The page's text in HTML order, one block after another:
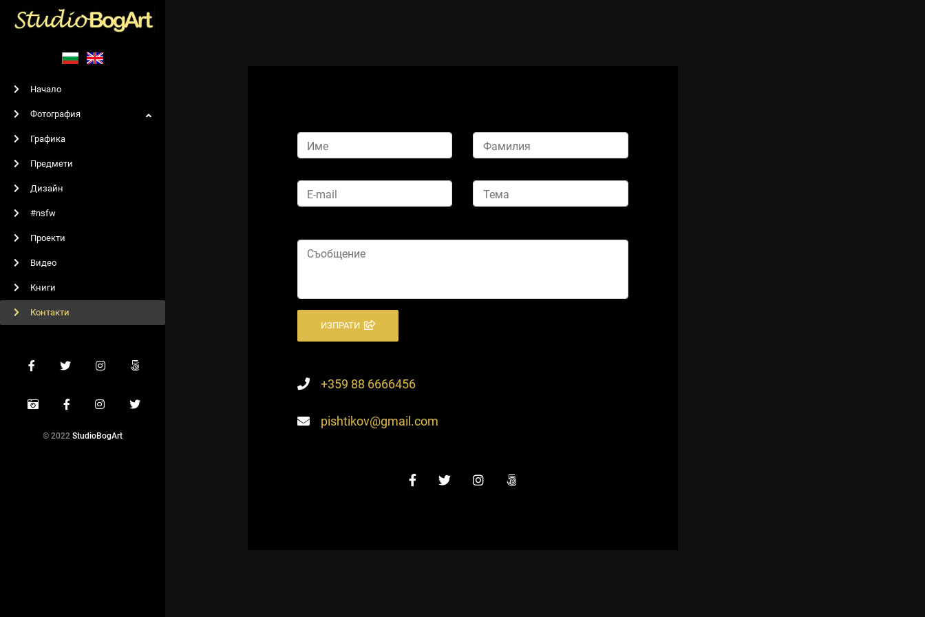
Начало
Фотография
Графика
Предмети
Дизайн
#nsfw
Проекти
Видео
Книги
Контакти
© 2022 StudioBogArt
Име Фамилия
E-mail Тема
Съобщение
ИЗПРАТИ
+359 88 6666456
pishtikov@gmail.com